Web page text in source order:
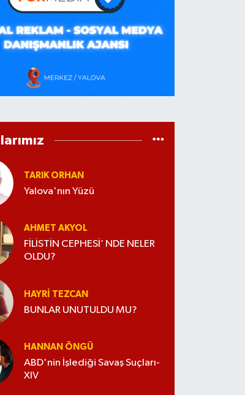
TARIK ORHAN
Yalova'nın Yüzü
AHMET AKYOL
FİLİSTİN CEPHESİ’ NDE NELER
OLDU?
HAYRI TEZCAN
BUNLAR UNUTULDU MU?
HANNAN ÖNGÜ
ABD'nin İşlediği Savaş Suçları-
XIV